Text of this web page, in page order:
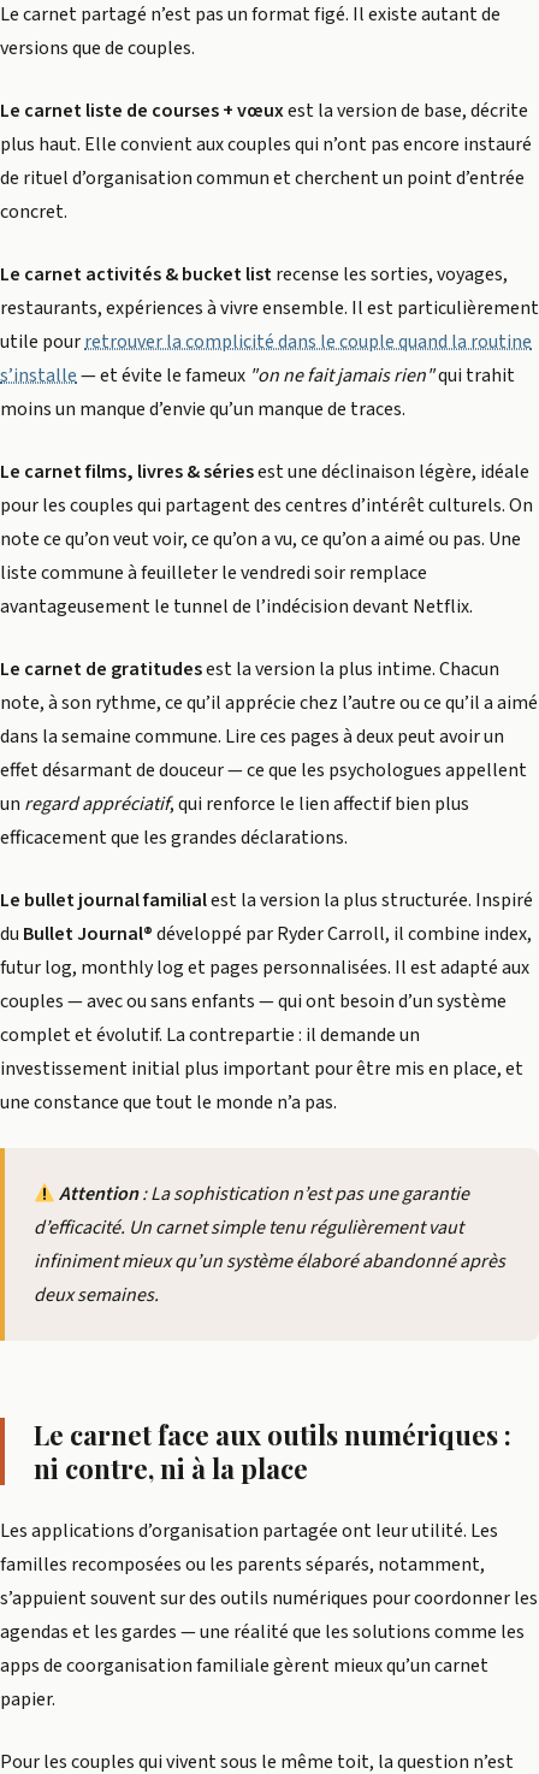
Le carnet partagé n’est pas un format figé. Il existe autant de
versions que de couples.
Le carnet liste de courses + vœuxest la version de base, décrite
plus haut. Elle convient aux couples qui n’ont pas encore instauré
de rituel d’organisation commun et cherchent un point d’entrée
concret.
Le carnet activités & bucket listrecense les sorties, voyages,
restaurants, expériences à vivre ensemble. Il est particulièrement
utile pourretrouver la complicité dans le couple quand la routine
s’installe— et évite le fameux "on ne fait jamais rien"qui trahit
moins un manque d’envie qu’un manque de traces.
Le carnet films, livres & sériesest une déclinaison légère, idéale
pour les couples qui partagent des centres d’intérêt culturels. On
note ce qu’on veut voir, ce qu’on a vu, ce qu’on a aimé ou pas. Une
liste commune à feuilleter le vendredi soir remplace
avantageusement le tunnel de l’indécision devant Netflix.
Le carnet de gratitudesest la version la plus intime. Chacun
note, à son rythme, ce qu’il apprécie chez l’autre ou ce qu’il a aimé
dans la semaine commune. Lire ces pages à deux peut avoir un
effet désarmant de douceur — ce que les psychologues appellent
un regard appréciatif, qui renforce le lien affectif bien plus
efficacement que les grandes déclarations.
Le bullet journal familialest la version la plus structurée. Inspiré
du Bullet Journal®développé par Ryder Carroll, il combine index,
futur log, monthly log et pages personnalisées. Il est adapté aux
couples — avec ou sans enfants — qui ont besoin d’un système
complet et évolutif. La contrepartie : il demande un
investissement initial plus important pour être mis en place, et
une constance que tout le monde n’a pas.
Attention: La sophistication n’est pas une garantie
d’efficacité. Un carnet simple tenu régulièrement vaut
infiniment mieux qu’un système élaboré abandonné après
deux semaines.
Le carnet face aux outils numériques :
ni contre, ni à la place
Les applications d’organisation partagée ont leur utilité. Les
familles recomposées ou les parents séparés, notamment,
s’appuient souvent sur des outils numériques pour coordonner les
agendas et les gardes — une réalité que les solutions comme les
apps de coorganisation familiale gèrent mieux qu’un carnet
papier.
Pour les couples qui vivent sous le même toit, la question n’est